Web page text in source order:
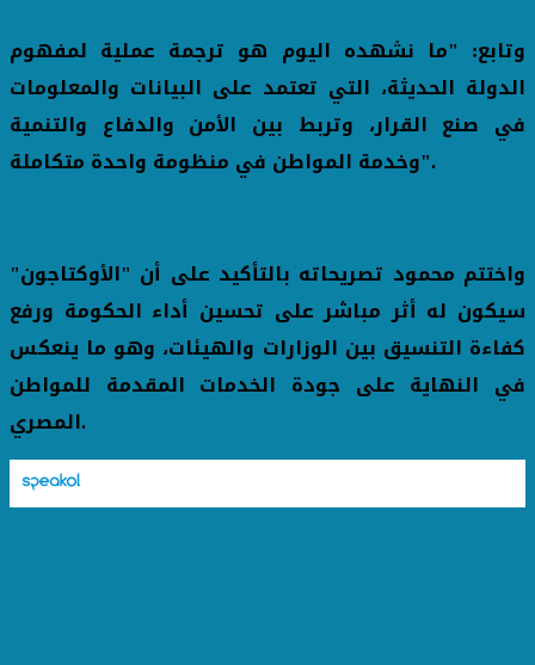
وتابع: "ما نشهده اليوم هو ترجمة عملية لمفهوم
الدولة الحديثة، التي تعتمد على البيانات والمعلومات
في صنع القرار، وتربط بين الأمن والدفاع والتنمية
وخدمة المواطن في منظومة واحدة متكاملة".
واختتم محمود تصريحاته بالتأكيد على أن "الأوكتاجون"
سيكون له أثر مباشر على تحسين أداء الحكومة ورفع
كفاءة التنسيق بين الوزارات والهيئات، وهو ما ينعكس
في النهاية على جودة الخدمات المقدمة للمواطن
المصري.